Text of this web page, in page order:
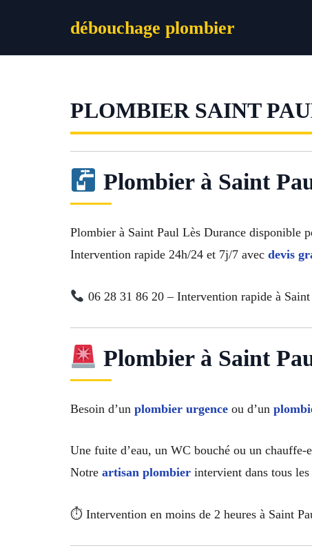
débouchage plombier
PLOMBIER SAINT
Plombier à Saint
Plombier à Saint Paul Lès Durance disponible
Intervention rapide 24h/24 et 7j/7 avec devis
06 28 31 86 20 – Intervention rapide à
Plombier à Saint
Besoin d’un plombier urgence ou d’un
Une fuite d’eau, un WC bouché ou un chauffe-
Notre artisan plombier intervient dans tous
⏱ Intervention en moins de 2 heures à Saint